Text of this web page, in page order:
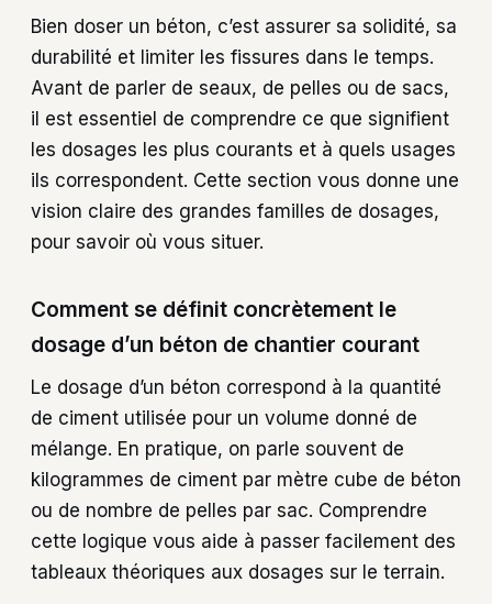
Bien doser un béton, c’est assurer sa solidité, sa
durabilité et limiter les fissures dans le temps.
Avant de parler de seaux, de pelles ou de sacs,
il est essentiel de comprendre ce que signifient
les dosages les plus courants et à quels usages
ils correspondent. Cette section vous donne une
vision claire des grandes familles de dosages,
pour savoir où vous situer.
Comment se définit concrètement le
dosage d’un béton de chantier courant
Le dosage d’un béton correspond à la quantité
de ciment utilisée pour un volume donné de
mélange. En pratique, on parle souvent de
kilogrammes de ciment par mètre cube de béton
ou de nombre de pelles par sac. Comprendre
cette logique vous aide à passer facilement des
tableaux théoriques aux dosages sur le terrain.